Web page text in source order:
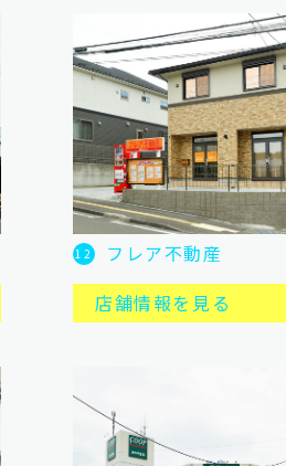
12
フレア不動産
店舗情報を見る